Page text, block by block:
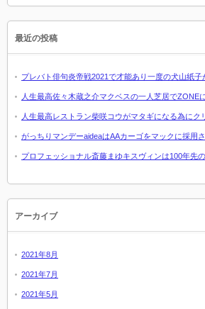
最近の投稿
プレバト俳句炎帝戦2021で才能あり一度の犬山紙子
人生最高佐々木蔵之介マクベスの一人芝居でZONE
人生最高レストラン柴咲コウがマタギになる為にク
がっちりマンデーaideaはAAカーゴをマックに採用
プロフェッショナル斎藤まゆキスヴィンは100年先
アーカイブ
2021年8月
2021年7月
2021年5月